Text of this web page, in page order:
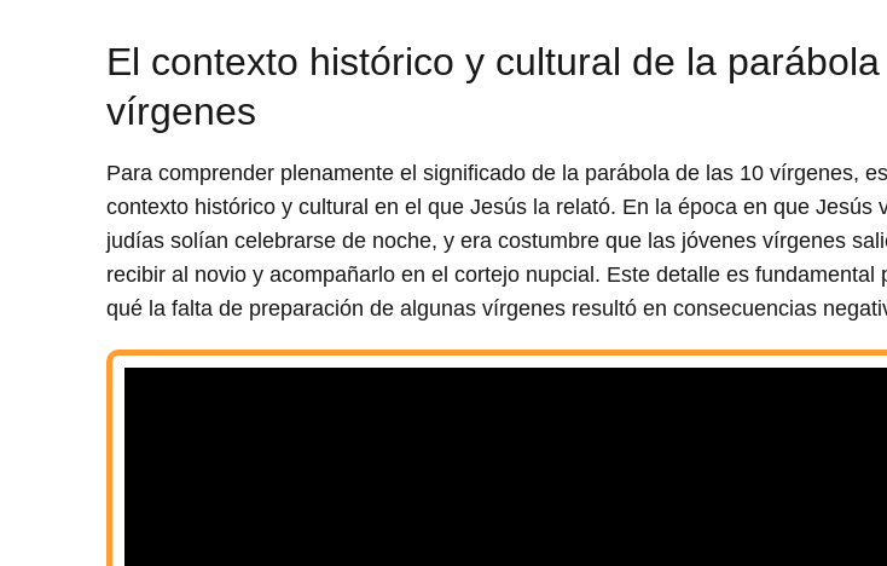
El contexto histórico y cultural de la
vírgenes
Para comprender plenamente el significado de la parábola de las 10 vírgenes,
contexto histórico y cultural en el que Jesús la relató. En la época en que Jesús
judías solían celebrarse de noche, y era costumbre que las jóvenes vírgenes
recibir al novio y acompañarlo en el cortejo nupcial. Este detalle es fundamental
qué la falta de preparación de algunas vírgenes resultó en consecuencias